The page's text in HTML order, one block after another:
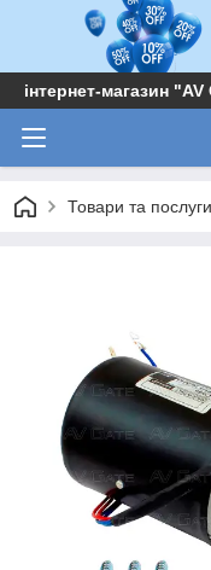
інтернет-магазин "AV
Товари та послуги